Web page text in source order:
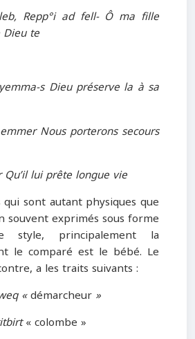
Repp°i ad fell- Ô ma fille
Dieu te
s Dieu préserve la à sa
Nous porterons secours
Qu’il lui prête longue vie
sont autant physiques que
souvent exprimés sous forme
style, principalement la
le comparé est le bébé. Le
a les traits suivants :
«démarcheur »
« colombe »